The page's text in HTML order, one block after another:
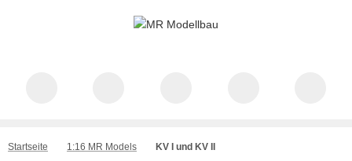
Startseite 1:16 MR Models KV I und KV II